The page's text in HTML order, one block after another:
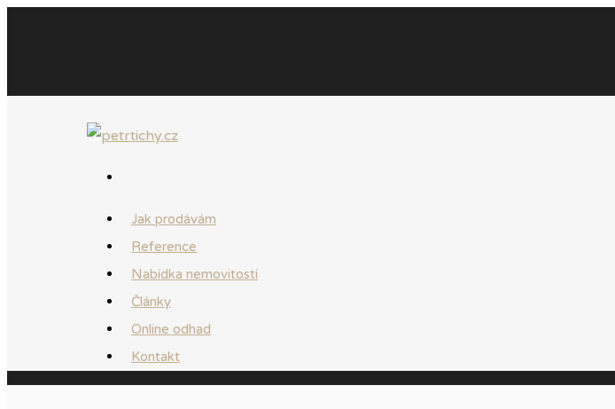
Jak prodávám
Reference
Nabídka nemovitostí
Články
Online odhad
Kontakt